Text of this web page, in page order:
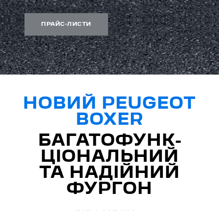
ПРАЙС-ЛИСТИ
НОВИЙ PEUGEOT
BOXER
БАГАТОФУНК­
ЦІОНАЛЬНИЙ
ТА НАДІЙНИЙ
ФУРГОН